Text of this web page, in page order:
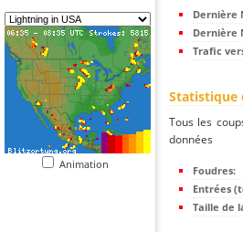
Animation
Dernière
Dernière
Trafic
Statistique
Tous les
données
Foudres:
Entrées
Taille de